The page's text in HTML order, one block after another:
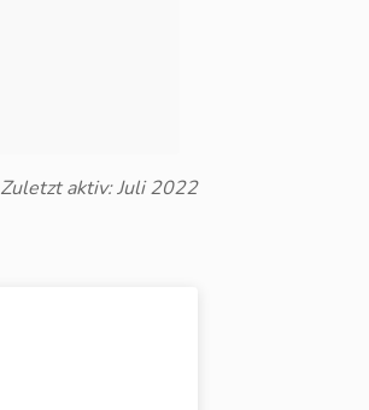
Zuletzt aktiv: Juli 2022